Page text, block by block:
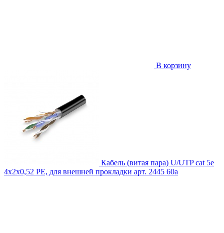
В корзину
Кабель (витая пара) U/UTP cat 5e
4х2х0,52 PE, для внешней прокладки арт. 2445 60a